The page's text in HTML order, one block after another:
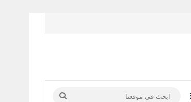
إضافة عمود جانبي
ابحث